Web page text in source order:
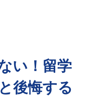
い！留学
後悔する